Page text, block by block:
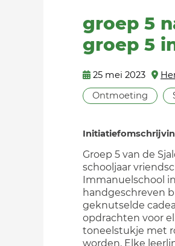
groep 5
groep 5
25 mei 2023
Ontmoeting
Groep 5 van de
schooljaar
Immanuelschool
handgeschreven
geknutselde
opdrachten voor
toneelstukje met
worden. Elke